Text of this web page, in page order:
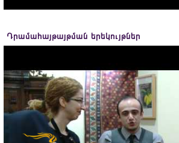
Դրամահայթայթման երեկույթներ